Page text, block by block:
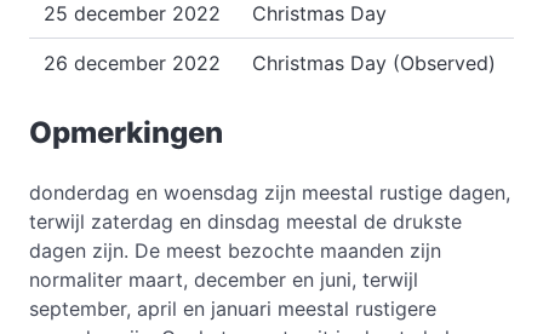
25 december 2022 Christmas Day
26 december 2022 Christmas Day (Observed)
Opmerkingen
donderdag en woensdag zijn meestal rustige dagen,
terwijl zaterdag en dinsdag meestal de drukste
dagen zijn. De meest bezochte maanden zijn
normaliter maart, december en juni, terwijl
september, april en januari meestal rustigere